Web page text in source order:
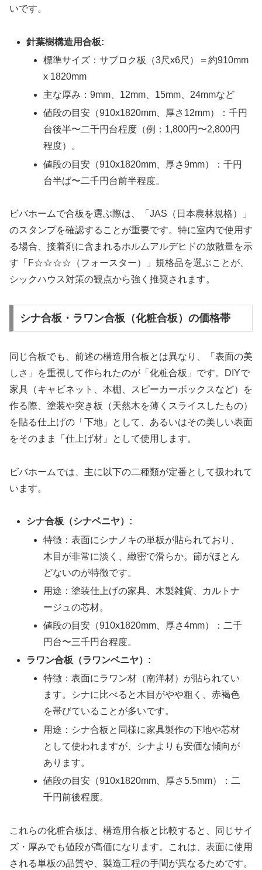
いです。
針葉樹構造用合板:
標準サイズ：サブロク板（3尺x6尺）＝約910mm
x 1820mm
主な厚み：9mm、12mm、15mm、24mmなど
値段の目安（910x1820mm、厚さ12mm）：千円
台後半〜二千円台程度（例：1,800円〜2,800円
程度）。
値段の目安（910x1820mm、厚さ9mm）：千円
台半ば〜二千円台前半程度。
ビバホームで合板を選ぶ際は、「JAS（日本農林規格）」
のスタンプを確認することが重要です。特に室内で使用す
る場合、接着剤に含まれるホルムアルデヒドの放散量を示
す「F☆☆☆☆（フォースター）」規格品を選ぶことが、
シックハウス対策の観点から強く推奨されます。
シナ合板・ラワン合板（化粧合板）の価格帯
同じ合板でも、前述の構造用合板とは異なり、「表面の美
しさ」を重視して作られたのが「化粧合板」です。DIYで
家具（キャビネット、本棚、スピーカーボックスなど）を
作る際、塗装や突き板（天然木を薄くスライスしたもの）
を貼る仕上げの「下地」として、あるいはその美しい表面
をそのまま「仕上げ材」として使用します。
ビバホームでは、主に以下の二種類が定番として扱われて
います。
シナ合板（シナベニヤ）:
特徴：表面にシナノキの単板が貼られており、
木目が非常に淡く、緻密で滑らか。節がほとん
どないのが特徴です。
用途：塗装仕上げの家具、木製雑貨、カルトナ
ージュの芯材。
値段の目安（910x1820mm、厚さ4mm）：二千
円台〜三千円台程度。
ラワン合板（ラワンベニヤ）:
特徴：表面にラワン材（南洋材）が貼られてい
ます。シナに比べると木目がやや粗く、赤褐色
を帯びていることが多いです。
用途：シナ合板と同様に家具製作の下地や芯材
として使われますが、シナよりも安価な傾向が
あります。
値段の目安（910x1820mm、厚さ5.5mm）：二
千円前後程度。
これらの化粧合板は、構造用合板と比較すると、同じサイ
ズ・厚みでも値段が高価になります。これは、表面に使用
される単板の品質や、製造工程の手間が異なるためです。